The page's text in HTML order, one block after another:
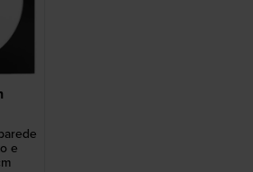
e